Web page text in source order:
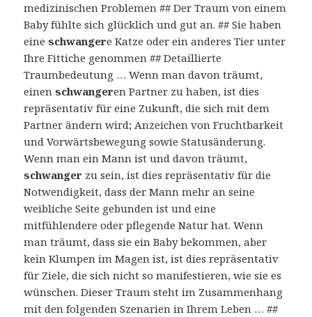
medizinischen Problemen ## Der Traum von einem
Baby fühlte sich glücklich und gut an. ## Sie haben
eineschwangere Katze oder ein anderes Tier unter
Ihre Fittiche genommen ## Detaillierte
Traumbedeutung … Wenn man davon träumt,
einenschwangeren Partner zu haben, ist dies
repräsentativ für eine Zukunft, die sich mit dem
Partner ändern wird; Anzeichen von Fruchtbarkeit
und Vorwärtsbewegung sowie Statusänderung.
Wenn man ein Mann ist und davon träumt,
schwanger zu sein, ist dies repräsentativ für die
Notwendigkeit, dass der Mann mehr an seine
weibliche Seite gebunden ist und eine
mitfühlendere oder pflegende Natur hat. Wenn
man träumt, dass sie ein Baby bekommen, aber
kein Klumpen im Magen ist, ist dies repräsentativ
für Ziele, die sich nicht so manifestieren, wie sie es
wünschen. Dieser Traum steht im Zusammenhang
mit den folgenden Szenarien in Ihrem Leben … ##